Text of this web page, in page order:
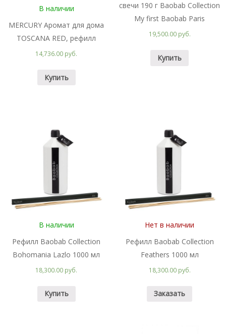
В наличии
MERCURY Аромат для дома
TOSCANA RED, рефилл
14,736.00 руб.
Купить
свечи 190 г Baobab Collection
My first Baobab Paris
19,500.00 руб.
Купить
В наличии
Рефилл Baobab Collection
Bohomania Lazlo 1000 мл
18,300.00 руб.
Купить
Нет в наличии
Рефилл Baobab Collection
Feathers 1000 мл
18,300.00 руб.
Заказать